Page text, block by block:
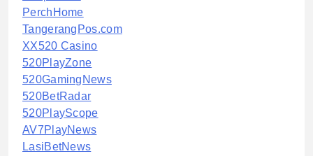
PerchHome
TangerangPos.com
XX520 Casino
520PlayZone
520GamingNews
520BetRadar
520PlayScope
AV7PlayNews
LasiBetNews